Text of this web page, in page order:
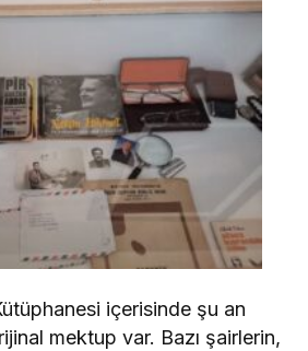
içerisinde şu an
mektup var. Bazı şairlerin,